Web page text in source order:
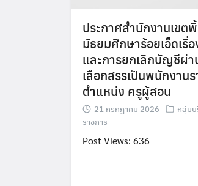
ประกาศสำนักงานเขต
มัธยมศึกษาร้อยเอ็ดเรื่
และการยกเลิกบัญชีผ่า
เลือกสรรเป็นพนักงาน
ตำแหน่ง ครูผู้สอน
21 กรกฎาคม 2026 กลุ่ม
ราชการ
Post Views: 636